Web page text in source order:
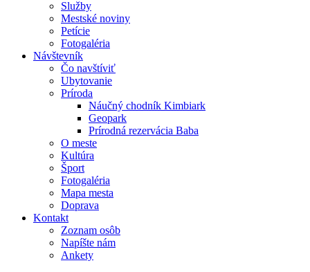
Služby
Mestské noviny
Petície
Fotogaléria
Návštevník
Čo navštíviť
Ubytovanie
Príroda
Náučný chodník Kimbiark
Geopark
Prírodná rezervácia Baba
O meste
Kultúra
Šport
Fotogaléria
Mapa mesta
Doprava
Kontakt
Zoznam osôb
Napíšte nám
Ankety